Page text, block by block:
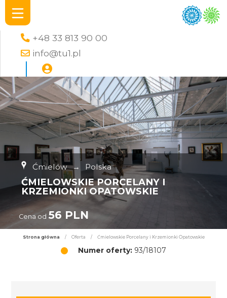
+48 33 813 90 00
info@tu1.pl
Ćmielów → Polska
ĆMIELOWSKIE PORCELANY I
KRZEMIONKI OPATOWSKIE
Cena od 56 PLN
Strona główna / Oferta / Ćmielowskie Porcelany i Krzemionki Opatowskie
Numer oferty: 93/18107